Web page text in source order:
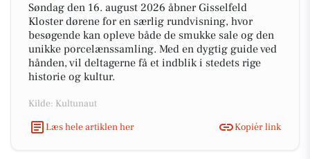
Søndag den 16. august 2026 åbner Gisselfeld
Kloster dørene for en særlig rundvisning, hvor
besøgende kan opleve både de smukke sale og den
unikke porcelænssamling. Med en dygtig guide ved
hånden, vil deltagerne få et indblik i stedets rige
historie og kultur.
Kilde: Kultunaut
Læs hele artiklen her
Kopiér link